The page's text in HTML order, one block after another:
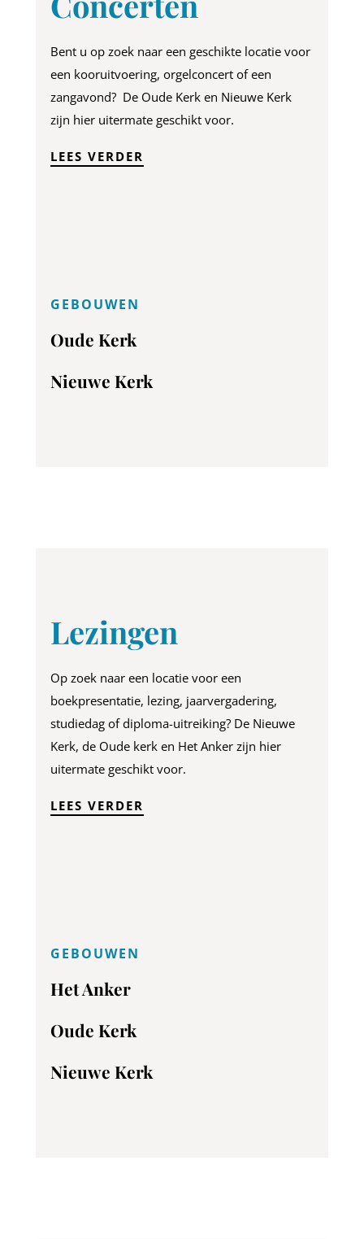
Bent u op zoek naar een geschikte locatie voor
een kooruitvoering, orgelconcert of een
zangavond? De Oude Kerk en Nieuwe Kerk
zijn hier uitermate geschikt voor.
LEES VERDER
GEBOUWEN
Oude Kerk
Nieuwe Kerk
Lezingen
Op zoek naar een locatie voor een
boekpresentatie, lezing, jaarvergadering,
studiedag of diploma-uitreiking? De Nieuwe
Kerk, de Oude kerk en Het Anker zijn hier
uitermate geschikt voor.
LEES VERDER
GEBOUWEN
Het Anker
Oude Kerk
Nieuwe Kerk